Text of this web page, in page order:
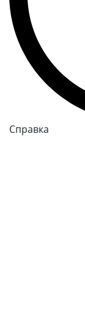
Справка